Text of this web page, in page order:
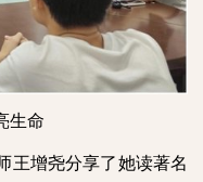
生命
王增尧分享了她读著名